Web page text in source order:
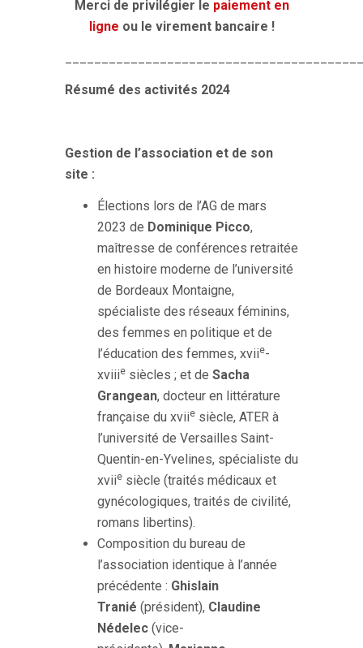
Merci de privilégier le paiement en
ligne ou le virement bancaire !
Résumé des activités 2024
Gestion de l’association et de son
site :
Élections lors de l’AG de mars
2023 de Dominique Picco,
maîtresse de conférences retraitée
en histoire moderne de l’université
de Bordeaux Montaigne,
spécialiste des réseaux féminins,
des femmes en politique et de
l’éducation des femmes, xviie-
xviiie siècles ; et de Sacha
Grangean, docteur en littérature
française du xviie siècle, ATER à
l’université de Versailles Saint-
Quentin-en-Yvelines, spécialiste du
xviie siècle (traités médicaux et
gynécologiques, traités de civilité,
romans libertins).
Composition du bureau de
l’association identique à l’année
précédente : Ghislain
Tranié (président), Claudine
Nédelec (vice-